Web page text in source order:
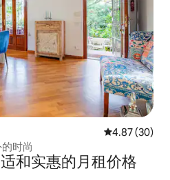
平均评分
4.87 (30)
时尚
和实惠的月租价格